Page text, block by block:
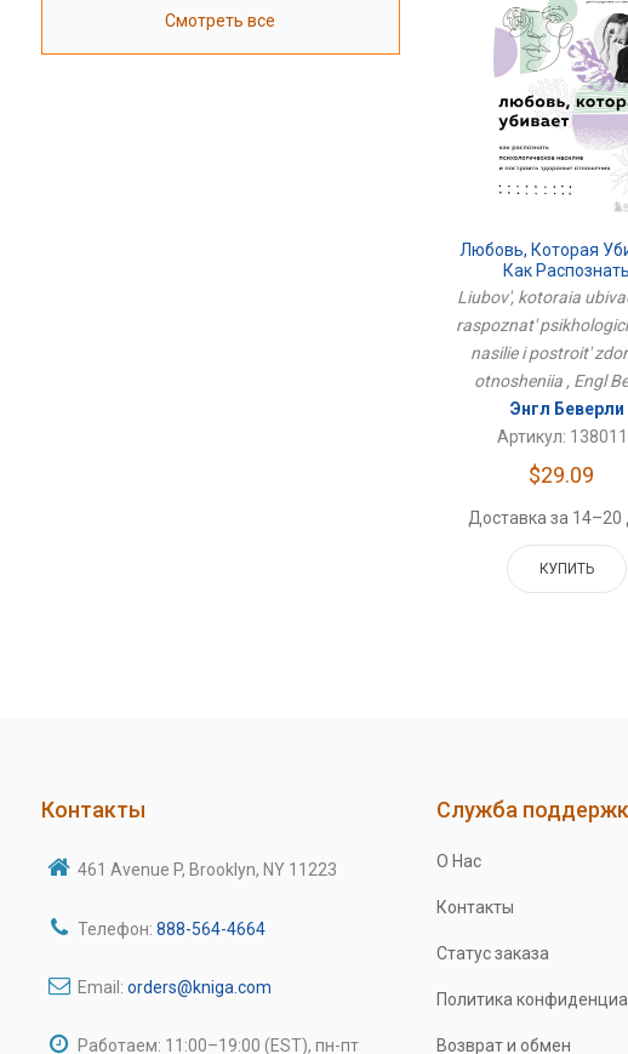
Смотреть все
Любовь, Которая
Как Распознать
Психологическое
Построить
Отношения
Liubov', kotoraia
raspoznat'
nasilie i postroit'
otnosheniia , Engl
Энгл Беверли
Артикул:
$29.09
Доставка за 14–20
КУПИТЬ
Контакты
461 Avenue P, Brooklyn, NY 11223
Телефон: 888-564-4664
Email: orders@kniga.com
Работаем: 11:00–19:00 (EST), пн-пт
Служба
О Нас
Контакты
Статус заказа
Политика
Возврат и обмен